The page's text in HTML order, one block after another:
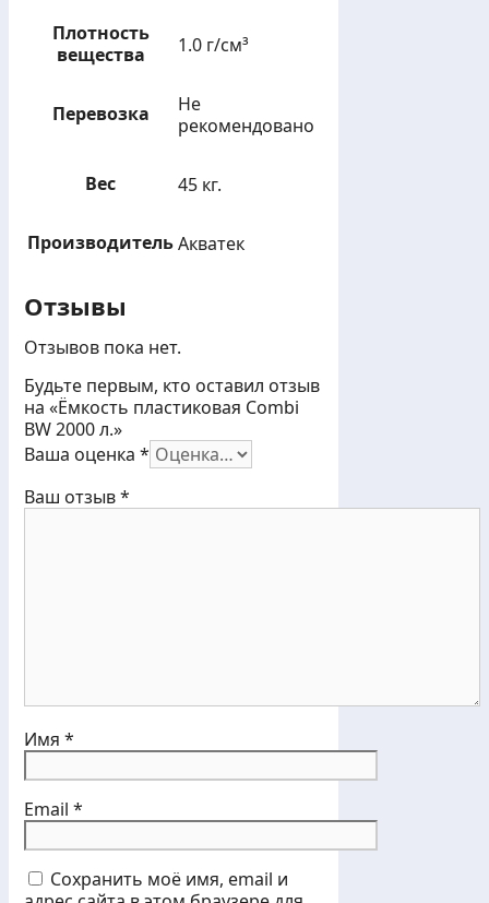
Плотность
вещества
1.0 г/см³
Перевозка
Не
рекомендовано
Вес 45 кг.
ПроизводительАкватек
Отзывы
Отзывов пока нет.
Будьте первым, кто оставил отзыв
на «Ёмкость пластиковая Combi
BW 2000 л.»
Ваша оценка *
Ваш отзыв*
Имя *
Email *
Сохранить моё имя, email и